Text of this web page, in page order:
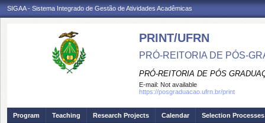
SIGAA - Sistema Integrado de Gestão de Atividades Acadêmicas
PRINT/UFRN
PRÓ-REITORIA DE PÓS-
PRÓ-REITORIA DE PÓS
E-mail: Not available
https://posgraduacao.ufrn.br/print
Program Teaching Research Projects Calendar Selection Processes